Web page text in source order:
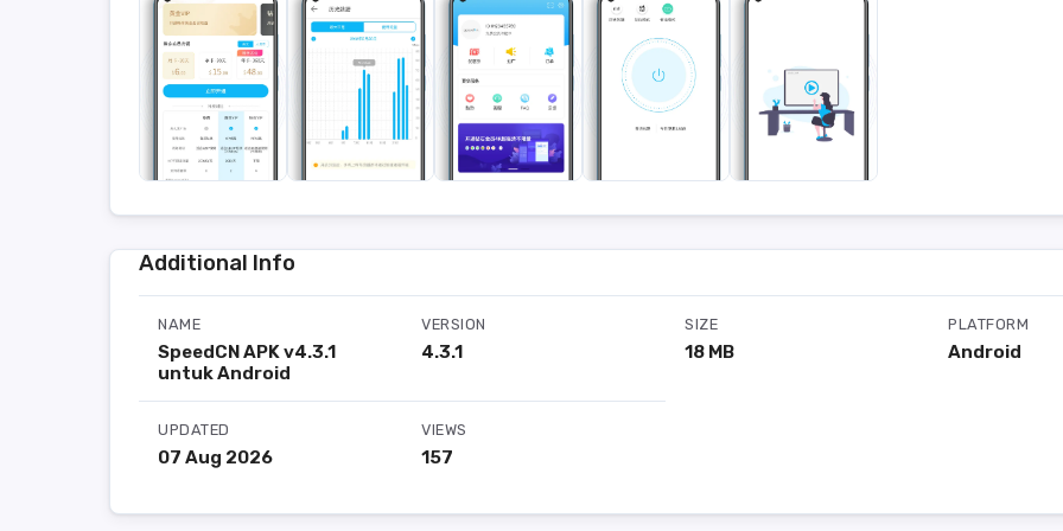
Additional Info
NAME
SpeedCN APK v4.3.1
untuk Android
VERSION
4.3.1
SIZE
18 MB
PLATFORM
Android
UPDATED
07 Aug 2026
VIEWS
157